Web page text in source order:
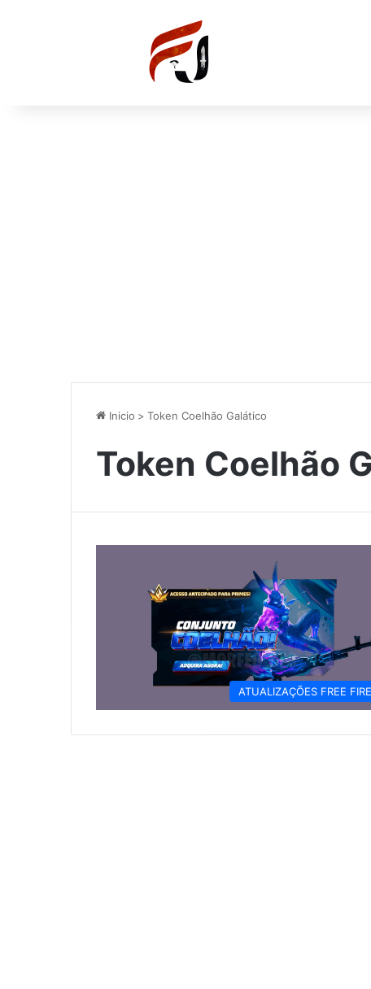
Inicio > Token Coelhão Galático
Token Coelhão
ATUALIZAÇÕES FREE FIRE